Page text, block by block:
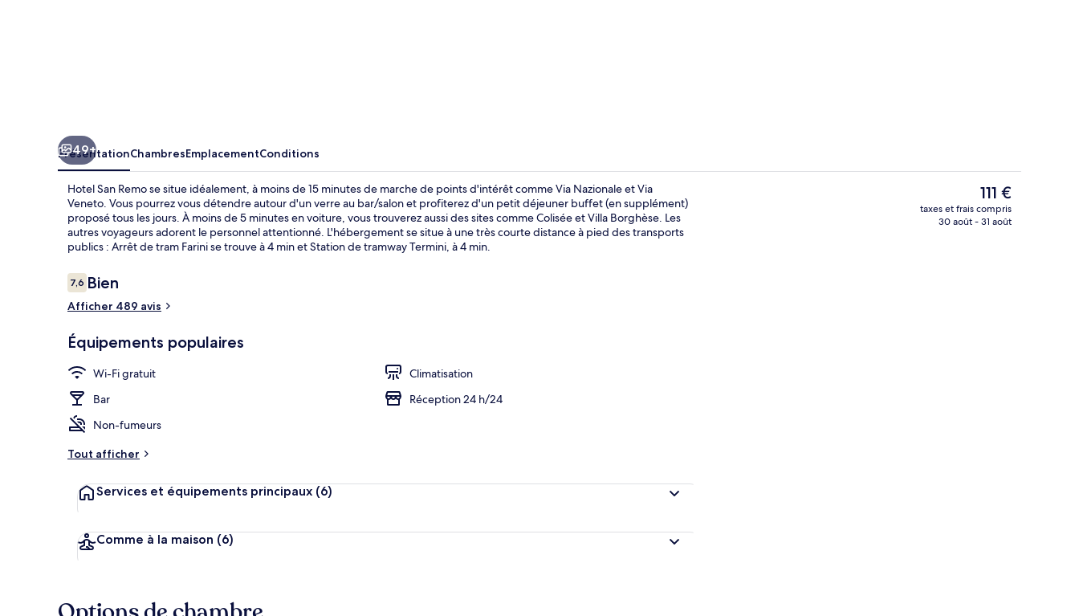
Vestibule
49+
PrésentationChambresEmplacementConditions
Hotel San Remo se situe idéalement, à moins de 15 minutes de marche de points d'intérêt comme Via Nazionale et Via
Veneto. Vous pourrez vous détendre autour d'un verre au bar/salon et profiterez d'un petit déjeuner buffet (en supplément)
proposé tous les jours. À moins de 5 minutes en voiture, vous trouverez aussi des sites comme Colisée et Villa Borghèse. Les
autres voyageurs adorent le personnel attentionné. L'hébergement se situe à une très courte distance à pied des transports
publics : Arrêt de tram Farini se trouve à 4 min et Station de tramway Termini, à 4 min.
Avis
voyageurs
7,67,6 sur 10
Bien
Afficher 489 avis
Équipements populaires
Wi-Fi gratuit
Climatisation
Bar
Réception 24 h/24
Non-fumeurs
Tout afficher
Services et équipements principaux (6)
Comme à la maison (6)
Le
prix
actuel
111 €
taxes et frais compris
30 août - 31 août